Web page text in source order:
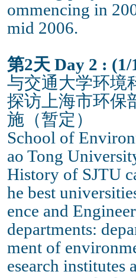
ommencing in
mid 2006.
第2天 Day 2 :
与交通大学环境
探访上海市环保
施（暂定）
School of
ao Tong
History of SJTU
he best
ence and
departments:
ment of
esearch institutes